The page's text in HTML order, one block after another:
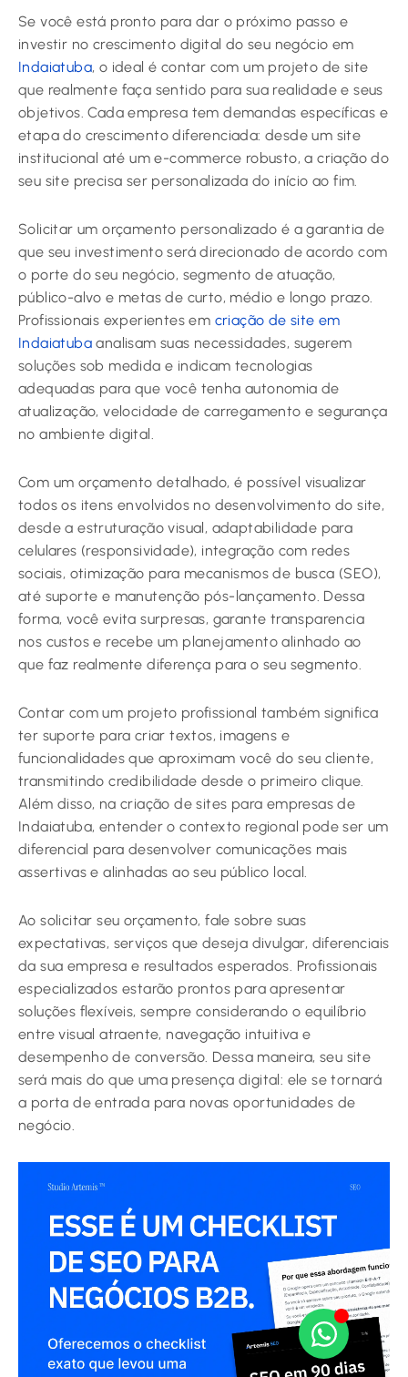
Se você está pronto para dar o próximo passo e
investir no crescimento digital do seu negócio em
Indaiatuba, o ideal é contar com um projeto de site
que realmente faça sentido para sua realidade e seus
objetivos. Cada empresa tem demandas específicas e
etapa do crescimento diferenciada: desde um site
institucional até um e-commerce robusto, a criação do
seu site precisa ser personalizada do início ao fim.
Solicitar um orçamento personalizado é a garantia de
que seu investimento será direcionado de acordo com
o porte do seu negócio, segmento de atuação,
público-alvo e metas de curto, médio e longo prazo.
Profissionais experientes em criação de site em
Indaiatuba analisam suas necessidades, sugerem
soluções sob medida e indicam tecnologias
adequadas para que você tenha autonomia de
atualização, velocidade de carregamento e segurança
no ambiente digital.
Com um orçamento detalhado, é possível visualizar
todos os itens envolvidos no desenvolvimento do site,
desde a estruturação visual, adaptabilidade para
celulares (responsividade), integração com redes
sociais, otimização para mecanismos de busca (SEO),
até suporte e manutenção pós-lançamento. Dessa
forma, você evita surpresas, garante transparencia
nos custos e recebe um planejamento alinhado ao
que faz realmente diferença para o seu segmento.
Contar com um projeto profissional também significa
ter suporte para criar textos, imagens e
funcionalidades que aproximam você do seu cliente,
transmitindo credibilidade desde o primeiro clique.
Além disso, na criação de sites para empresas de
Indaiatuba, entender o contexto regional pode ser um
diferencial para desenvolver comunicações mais
assertivas e alinhadas ao seu público local.
Ao solicitar seu orçamento, fale sobre suas
expectativas, serviços que deseja divulgar, diferenciais
da sua empresa e resultados esperados. Profissionais
especializados estarão prontos para apresentar
soluções flexíveis, sempre considerando o equilíbrio
entre visual atraente, navegação intuitiva e
desempenho de conversão. Dessa maneira, seu site
será mais do que uma presença digital: ele se tornará
a porta de entrada para novas oportunidades de
negócio.